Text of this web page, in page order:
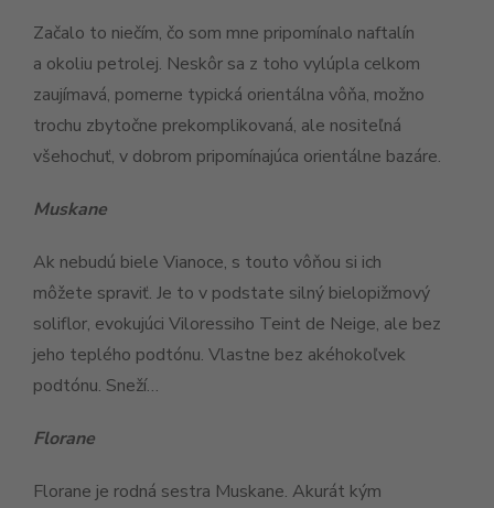
Začalo to niečím, čo som mne pripomínalo naftalín
a okoliu petrolej. Neskôr sa z toho vylúpla celkom
zaujímavá, pomerne typická orientálna vôňa, možno
trochu zbytočne prekomplikovaná, ale nositeľná
všehochuť, v dobrom pripomínajúca orientálne bazáre.
Muskane
Ak nebudú biele Vianoce, s touto vôňou si ich
môžete spraviť. Je to v podstate silný bielopižmový
soliflor, evokujúci Viloressiho Teint de Neige, ale bez
jeho teplého podtónu. Vlastne bez akéhokoľvek
podtónu. Sneží…
Florane
Florane je rodná sestra Muskane. Akurát kým